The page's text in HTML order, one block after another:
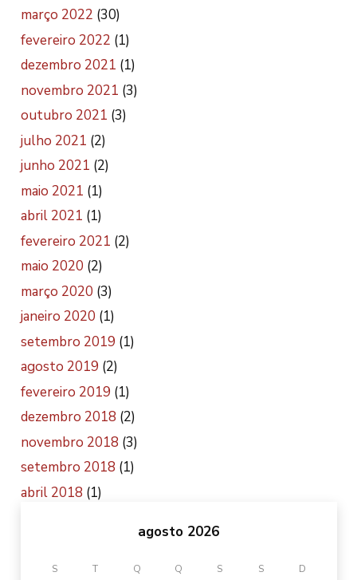
março 2022 (30)
fevereiro 2022 (1)
dezembro 2021 (1)
novembro 2021 (3)
outubro 2021 (3)
julho 2021 (2)
junho 2021 (2)
maio 2021 (1)
abril 2021 (1)
fevereiro 2021 (2)
maio 2020 (2)
março 2020 (3)
janeiro 2020 (1)
setembro 2019 (1)
agosto 2019 (2)
fevereiro 2019 (1)
dezembro 2018 (2)
novembro 2018 (3)
setembro 2018 (1)
abril 2018 (1)
agosto 2026
S T Q Q S S D